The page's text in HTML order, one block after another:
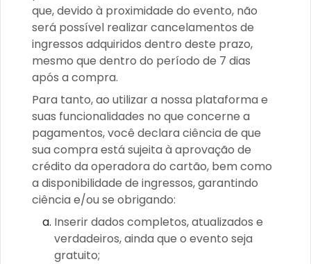
que, devido à proximidade do evento, não
será possível realizar cancelamentos de
ingressos adquiridos dentro deste prazo,
mesmo que dentro do período de 7 dias
após a compra.
Para tanto, ao utilizar a nossa plataforma e
suas funcionalidades no que concerne a
pagamentos, você declara ciência de que
sua compra está sujeita à aprovação de
crédito da operadora do cartão, bem como
a disponibilidade de ingressos, garantindo
ciência e/ou se obrigando:
Inserir dados completos, atualizados e
verdadeiros, ainda que o evento seja
gratuito;